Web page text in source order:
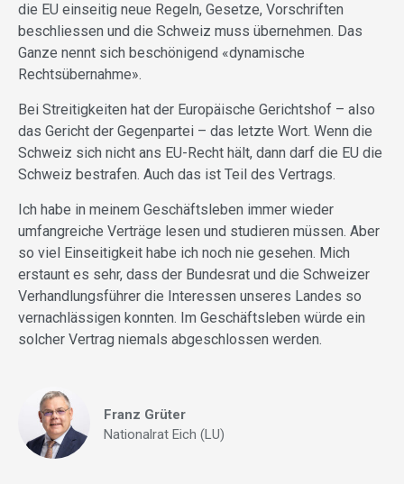
die EU einseitig neue Regeln, Gesetze, Vorschriften
beschliessen und die Schweiz muss übernehmen. Das
Ganze nennt sich beschönigend «dynamische
Rechtsübernahme».
Bei Streitigkeiten hat der Europäische Gerichtshof – also
das Gericht der Gegenpartei – das letzte Wort. Wenn die
Schweiz sich nicht ans EU-Recht hält, dann darf die EU die
Schweiz bestrafen. Auch das ist Teil des Vertrags.
Ich habe in meinem Geschäftsleben immer wieder
umfangreiche Verträge lesen und studieren müssen. Aber
so viel Einseitigkeit habe ich noch nie gesehen. Mich
erstaunt es sehr, dass der Bundesrat und die Schweizer
Verhandlungsführer die Interessen unseres Landes so
vernachlässigen konnten. Im Geschäftsleben würde ein
solcher Vertrag niemals abgeschlossen werden.
Franz Grüter
Nationalrat Eich (LU)